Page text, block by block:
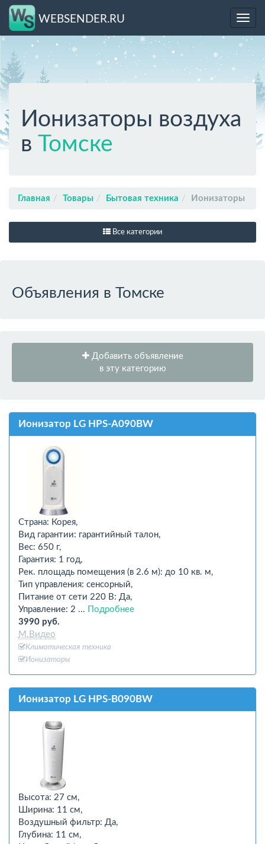
WEBSENDER.RU
Ионизаторы воздуха
в Томске
Главная Товары Бытовая техника Ионизаторы
Все категории
Объявления в Томске
Добавить объявление
в эту категорию
Ионизатор LG HPS-A090BW
Страна: Корея,
Вид гарантии: гарантийный талон,
Вес: 650 г,
Гарантия: 1 год,
Рек. площадь помещения (в 2.6 м): до 10 кв. м,
Тип управления: сенсорный,
Питание от сети 220 В: Да,
Управление: 2 ...
Подробнее
3990 руб.
М.Видео
Климатическая техника
Ионизаторы
Ионизатор LG HPS-B090BW
Высота: 27 см,
Ширина: 11 см,
Воздушный фильтр: Да,
Глубина: 11 см,